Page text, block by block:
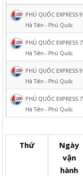
PHÚ QUỐC EXPRESS 9
Hà Tiên - Phú Quốc
PHÚ QUỐC EXPRESS 7
Hà Tiên - Phú Quốc
PHÚ QUỐC EXPRESS 9
Hà Tiên - Phú Quốc
PHÚ QUỐC EXPRESS 7
Hà Tiên - Phú Quốc
Thứ
Ngày
vận
hành